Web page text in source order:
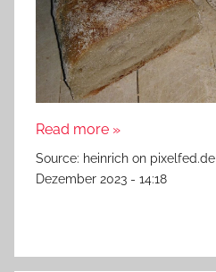
Read more »
Source: heinrich on pixelfed.de
Dezember 2023 - 14:18